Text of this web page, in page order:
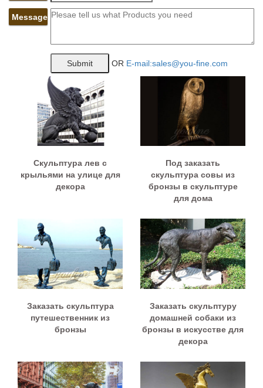
Message
OR E-mail:sales@you-fine.com
Скульптура лев с
крыльями на улице для
декора
Под заказать
скульптура совы из
бронзы в скульптуре
для дома
Заказать скульптура
путешественник из
бронзы
Заказать скульптуру
домашней собаки из
бронзы в искусстве для
декора